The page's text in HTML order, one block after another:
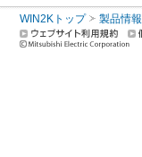
WIN2Kトップ 製品情報